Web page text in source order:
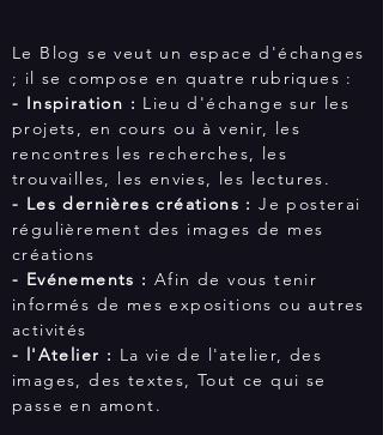
Le Blog se veut un espace d'échanges
; il se compose en quatre rubriques :
- Inspiration : Lieu d'échange sur les
projets, en cours ou à venir, les
rencontres les recherches, les
trouvailles, les envies, les lectures.
- Les dernières créations : Je posterai
régulièrement des images de mes
créations
- Evénements : Afin de vous tenir
informés de mes expositions ou autres
activités
- l'Atelier : La vie de l'atelier, des
images, des textes, Tout ce qui se
passe en amont.